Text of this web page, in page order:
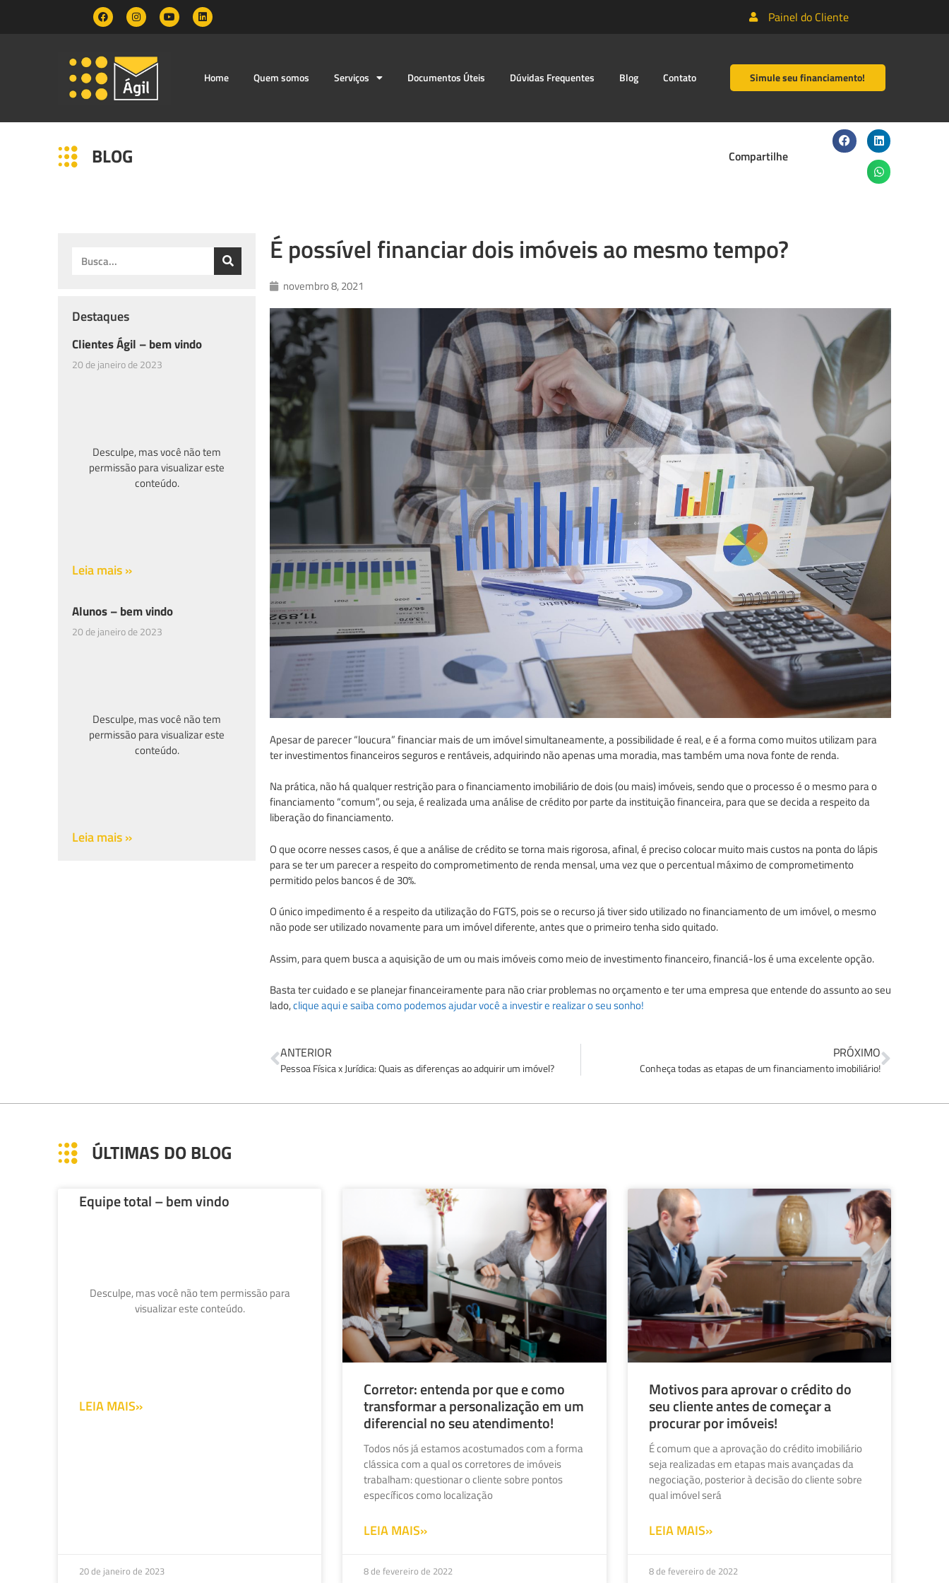
Painel do Cliente
Home Quem somos Serviços Documentos Úteis Dúvidas Frequentes Blog Contato Simule seu financiamento!
BLOG Compartilhe
Destaques
Clientes Ágil – bem vindo
20 de janeiro de 2023
Desculpe, mas você não tem
permissão para visualizar este
conteúdo.
Leia mais »
Alunos – bem vindo
20 de janeiro de 2023
Desculpe, mas você não tem
permissão para visualizar este
conteúdo.
Leia mais »
É possível financiar dois imóveis ao mesmo tempo?
novembro 8, 2021
Apesar de parecer “loucura” financiar mais de um imóvel simultaneamente, a possibilidade é real, e é a forma como muitos utilizam para
ter investimentos financeiros seguros e rentáveis, adquirindo não apenas uma moradia, mas também uma nova fonte de renda.
Na prática, não há qualquer restrição para o financiamento imobiliário de dois (ou mais) imóveis, sendo que o processo é o mesmo para o
financiamento “comum”, ou seja, é realizada uma análise de crédito por parte da instituição financeira, para que se decida a respeito da
liberação do financiamento.
O que ocorre nesses casos, é que a análise de crédito se torna mais rigorosa, afinal, é preciso colocar muito mais custos na ponta do lápis
para se ter um parecer a respeito do comprometimento de renda mensal, uma vez que o percentual máximo de comprometimento
permitido pelos bancos é de 30%.
O único impedimento é a respeito da utilização do FGTS, pois se o recurso já tiver sido utilizado no financiamento de um imóvel, o mesmo
não pode ser utilizado novamente para um imóvel diferente, antes que o primeiro tenha sido quitado.
Assim, para quem busca a aquisição de um ou mais imóveis como meio de investimento financeiro, financiá-los é uma excelente opção.
Basta ter cuidado e se planejar financeiramente para não criar problemas no orçamento e ter uma empresa que entende do assunto ao seu
lado,clique aqui e saiba como podemos ajudar você a investir e realizar o seu sonho!
ANTERIOR
Pessoa Física x Jurídica: Quais as diferenças ao adquirir um imóvel?
PRÓXIMO
Conheça todas as etapas de um financiamento imobiliário!
ÚLTIMAS DO BLOG
Equipe total – bem vindo
Desculpe, mas você não tem permissão para
visualizar este conteúdo.
LEIA MAIS»
20 de janeiro de 2023
Corretor: entenda por que e como
transformar a personalização em um
diferencial no seu atendimento!
Todos nós já estamos acostumados com a forma
clássica com a qual os corretores de imóveis
trabalham: questionar o cliente sobre pontos
específicos como localização
LEIA MAIS»
8 de fevereiro de 2022
Motivos para aprovar o crédito do
seu cliente antes de começar a
procurar por imóveis!
É comum que a aprovação do crédito imobiliário
seja realizadas em etapas mais avançadas da
negociação, posterior à decisão do cliente sobre
qual imóvel será
LEIA MAIS»
8 de fevereiro de 2022